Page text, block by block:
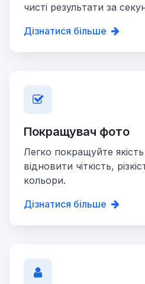
чисті результати за
Дізнатися більше
Покращувач фото
Легко покращуйте
відновити чіткість,
кольори.
Дізнатися більше